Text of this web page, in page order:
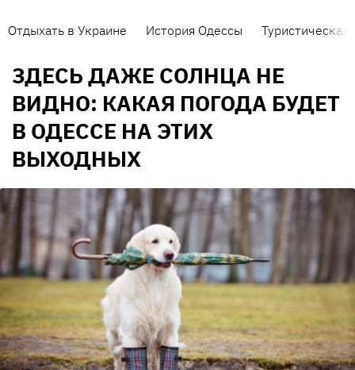
Отдыхать в Украине История Одессы Туристическая
ЗДЕСЬ ДАЖЕ СОЛНЦА НЕ
ВИДНО: КАКАЯ ПОГОДА БУДЕТ
В ОДЕССЕ НА ЭТИХ
ВЫХОДНЫХ